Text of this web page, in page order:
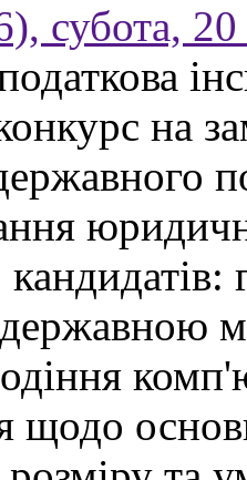
субота,
на
державною
щодо